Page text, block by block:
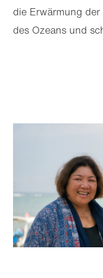
die Erwärmung
des Ozeans und